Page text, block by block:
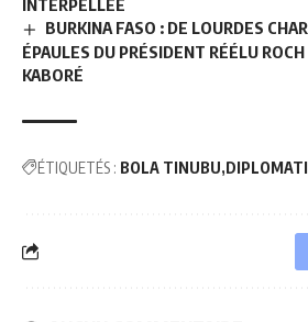
INTERPELLÉE
BURKINA FASO : DE LOURDES
ÉPAULES DU PRÉSIDENT RÉÉLU
KABORÉ
ÉTIQUETÉS : BOLA TINUBU